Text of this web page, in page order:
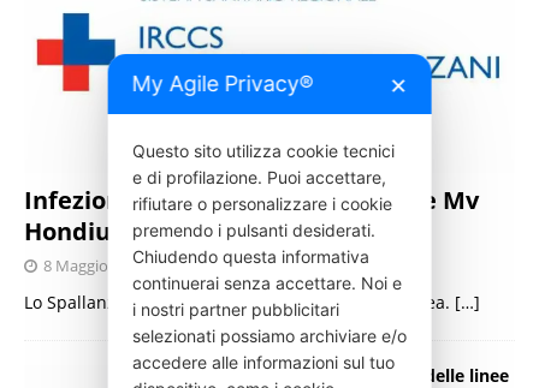
Infezione da Hantavirus sulla nave Mv
Hondius
8 Maggio 2026 Press Italia
Lo Spallanzani in prima linea nella risposta europea. […]
Dallo Spallanzani l’aggiornamento delle linee
My Agile Privacy® ✕
Questo sito utilizza cookie tecnici
e di profilazione. Puoi accettare,
rifiutare o personalizzare i cookie
premendo i pulsanti desiderati.
Chiudendo questa informativa
continuerai senza accettare. Noi e
i nostri partner pubblicitari
selezionati possiamo archiviare e/o
accedere alle informazioni sul tuo